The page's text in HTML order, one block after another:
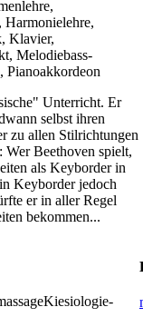
Klavier,
Melodiebass-
Pianoakkordeon
Unterricht. Er
selbst ihren
zu allen Stilrichtungen
Beethoven spielt,
als Keyborder in
Keyborder jedoch
er in aller Regel
bekommen...
Kiesiologie-